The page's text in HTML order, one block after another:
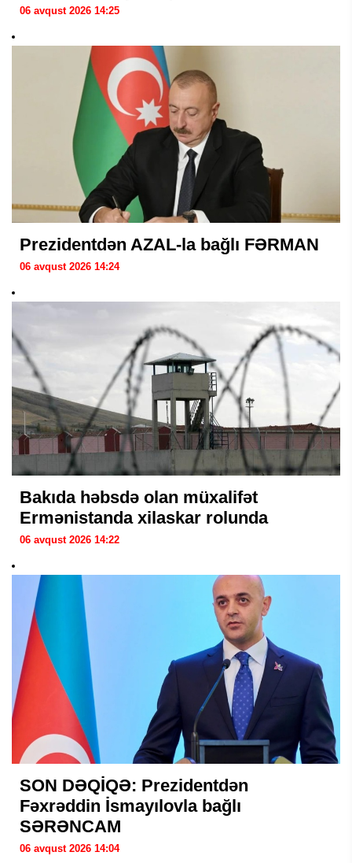
06 avqust 2026 14:25
Prezidentdən AZAL-la bağlı FƏRMAN
06 avqust 2026 14:24
Bakıda həbsdə olan müxalifət
Ermənistanda xilaskar rolunda
06 avqust 2026 14:22
SON DƏQİQƏ: Prezidentdən
Fəxrəddin İsmayılovla bağlı
SƏRƏNCAM
06 avqust 2026 14:04